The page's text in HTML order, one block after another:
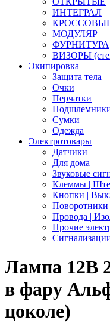
ИНТЕГРАЛ
МОДУЛЯР
ФУРНИТУРА
ВИЗОРЫ
Экипировка
Защита тела
Очки
Перчатки
Сумки
Одежда
Электротовары
Датчики
Для дома
Звуковые
Клеммы |
Кнопки |
Поворотники
Провода |
Прочие
Лампа 12В
в фару
цоколе)